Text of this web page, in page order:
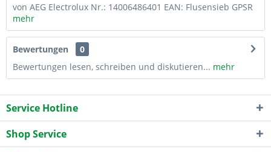
von AEG Electrolux Nr.: 14006486401 EAN: Flusensieb GPSR
mehr
Bewertungen
0
Bewertungen lesen, schreiben und diskutieren... mehr
Service Hotline
Shop Service